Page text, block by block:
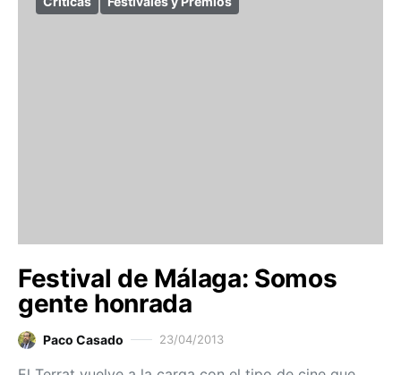
Festival de Málaga: Somos
gente honrada
Paco Casado 23/04/2013